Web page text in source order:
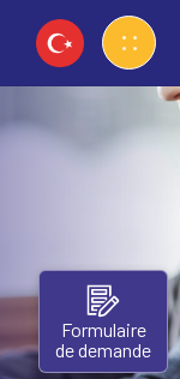
Formulaire
de demande